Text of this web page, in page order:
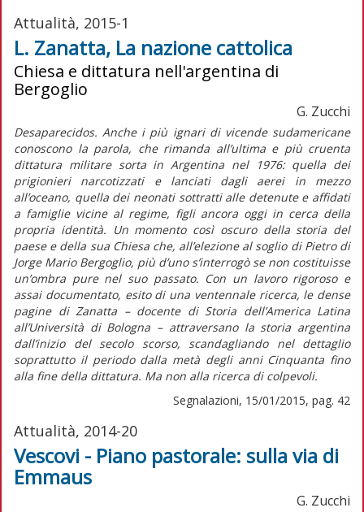
Attualità, 2015-1
L. Zanatta, La nazione cattolica
Chiesa e dittatura nell'argentina di
Bergoglio
G. Zucchi
Desaparecidos. Anche i più ignari di vicende sudamericane
conoscono la parola, che rimanda all’ultima e più cruenta
dittatura militare sorta in Argentina nel 1976: quella dei
prigionieri narcotizzati e lanciati dagli aerei in mezzo
all’oceano, quella dei neonati sottratti alle detenute e affidati
a famiglie vicine al regime, figli ancora oggi in cerca della
propria identità. Un momento così oscuro della storia del
paese e della sua Chiesa che, all’elezione al soglio di Pietro di
Jorge Mario Bergoglio, più d’uno s’interrogò se non costituisse
un’ombra pure nel suo passato. Con un lavoro rigoroso e
assai documentato, esito di una ventennale ricerca, le dense
pagine di Zanatta – docente di Storia dell’America Latina
all’Università di Bologna – attraversano la storia argentina
dall’inizio del secolo scorso, scandagliando nel dettaglio
soprattutto il periodo dalla metà degli anni Cinquanta fino
alla fine della dittatura. Ma non alla ricerca di colpevoli.
Segnalazioni, 15/01/2015, pag. 42
Attualità, 2014-20
Vescovi - Piano pastorale: sulla via di
Emmaus
G. Zucchi